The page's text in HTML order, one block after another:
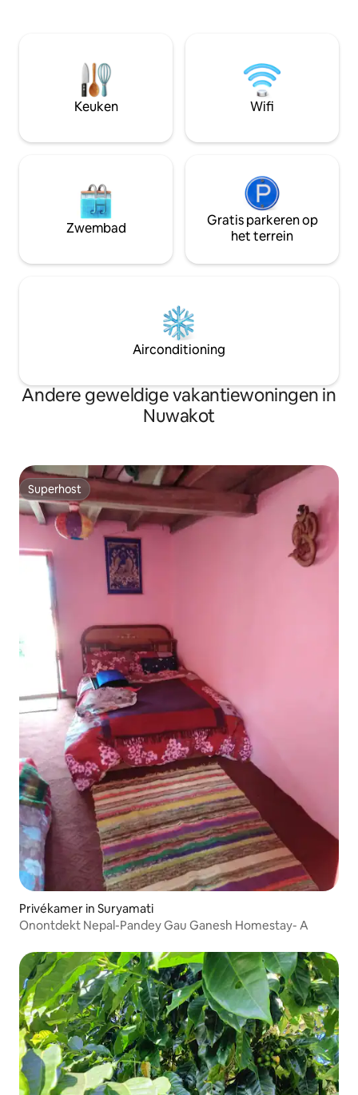
herstellende yoga of meditatie.
Natuurlijk licht, een rustgevende
inrichting en comfortabele meubels
creëren een warme, verzorgende sfeer
natuur.
Kathmandu.
het lokale leven
meditatie,
Keuken Wifi
Zwembad
Gratis parkeren op
het terrein
Airconditioning
Andere geweldige vakantiewoningen in
Nuwakot
Superhost
Superhost
Privékamer in Suryamati
Onontdekt Nepal-Pandey Gau Ganesh Homestay- A